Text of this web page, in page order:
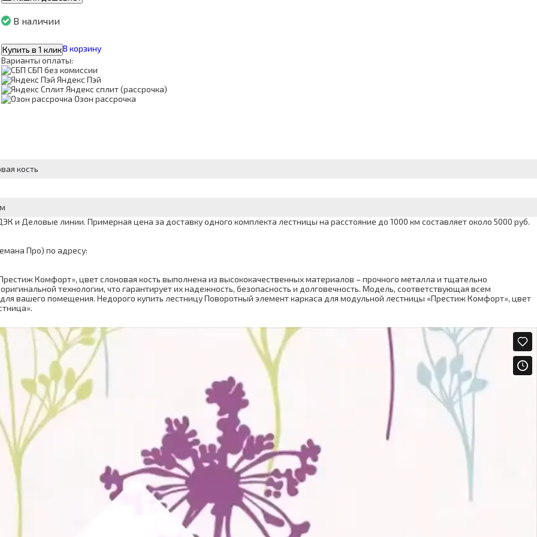
В наличии
Купить в 1 кликВ корзину
Варианты оплаты:
СБП без комиссии
Яндекс Пэй
Яндекс сплит (рассрочка)
Озон рассрочка
кость
и Деловые линии. Примерная цена за доставку одного комплекта лестницы на расстояние до 1000 км составляет около 5000 руб.
Про) по адресу:
Комфорт», цвет слоновая кость выполнена из высококачественных материалов – прочного металла и тщательно
технологии, что гарантирует их надежность, безопасность и долговечность. Модель, соответствующая всем
вашего помещения. Недорого купить лестницу Поворотный элемент каркаса для модульной лестницы «Престиж Комфорт», цвет